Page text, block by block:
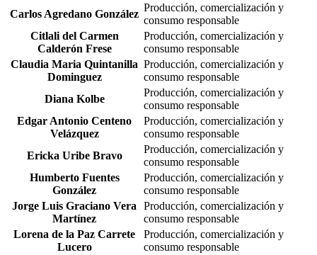
Bryan William Husted
Corregan
Innovación Social y Sostenibilidad
Carlos Scheel Mayenberger
Innovación Social y Sostenibilidad
Christiane Andrea Molina
Brockmann
Innovación Social y Sostenibilidad
David Pérez Castillo
Innovación Social y Sostenibilidad
Eduardo Enrique
Innovación Social y Sostenibilidad
Eva María Guerra Leal
Innovación Social y Sostenibilidad
Gabriela Monforte García
Innovación Social y Sostenibilidad
Jason Good
Innovación Social y Sostenibilidad
Innovación Social y Sostenibilidad
Lilia Artemisa Cortez
Angulo
Innovación Social y Sostenibilidad
Mildred Daniela Berrelleza
Innovación Social y Sostenibilidad
Rajiv Maher
Innovación Social y Sostenibilidad
Carlos Agredano González
Producción, comercialización y
consumo responsable
Citlali del Carmen
Calderón Frese
Producción, comercialización y
consumo responsable
Claudia Maria Quintanilla
Dominguez
Producción, comercialización y
consumo responsable
Diana Kolbe
Producción, comercialización y
consumo responsable
Edgar Antonio Centeno
Velázquez
Producción, comercialización y
consumo responsable
Ericka Uribe Bravo
Producción, comercialización y
consumo responsable
Humberto Fuentes
González
Producción, comercialización y
consumo responsable
Jorge Luis Graciano Vera
Martínez
Producción, comercialización y
consumo responsable
Lorena de la Paz Carrete
Lucero
Producción, comercialización y
consumo responsable